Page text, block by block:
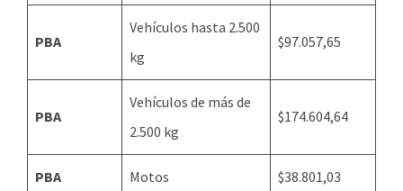
PBA
Vehículos hasta 2.500
kg
$97.057,65
PBA
Vehículos de más de
2.500 kg
$174.604,64
PBA Motos $38.801,03